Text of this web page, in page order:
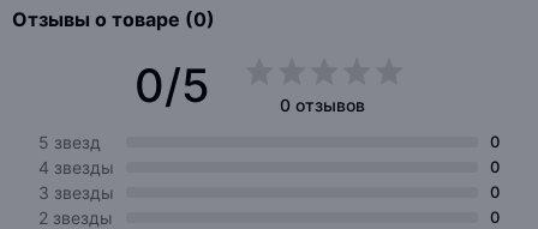
Отзывы о товаре (0)
0/5
0 отзывов
5 звезд
0
4 звезды 0
3 звезды 0
2 звезды 0